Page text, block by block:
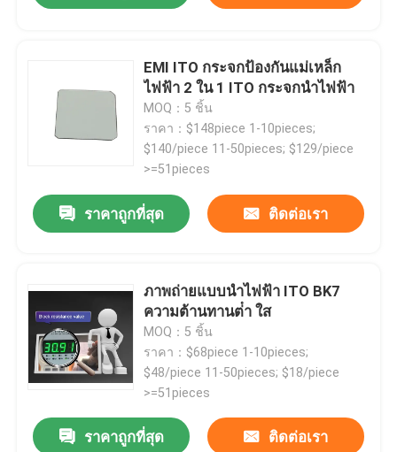
บ้าน
EMI ITO กระจกป้องกันแม่เหล็ก
ไฟฟ้า 2 ใน 1 ITO กระจกนําไฟฟ้า
MOQ：5 ชิ้น
ราคา：$148piece 1-10pieces;
$140/piece 11-50pieces; $129/piece
>=51pieces
ราคาถูกที่สุด ติดต่อเรา
ภาพถ่ายแบบนําไฟฟ้า ITO BK7
ความต้านทานต่ํา ใส
MOQ：5 ชิ้น
ราคา：$68piece 1-10pieces;
$48/piece 11-50pieces; $18/piece
>=51pieces
ราคาถูกที่สุด ติดต่อเรา